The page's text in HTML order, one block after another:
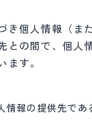
き個人情報（ま
との間で、個人
ます。
情報の提供先であ